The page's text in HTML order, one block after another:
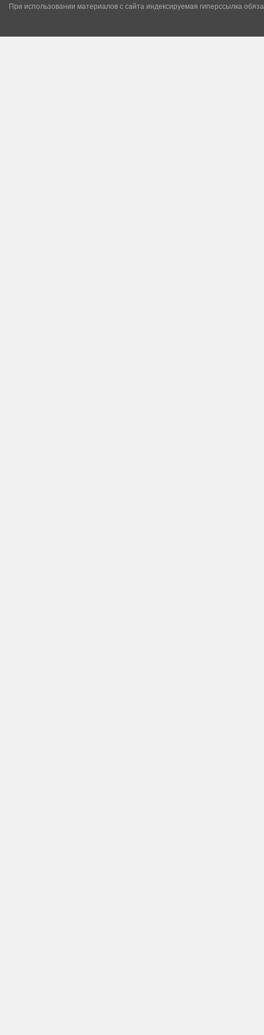
При использовании материалов с сайта индексируемая гиперссылка